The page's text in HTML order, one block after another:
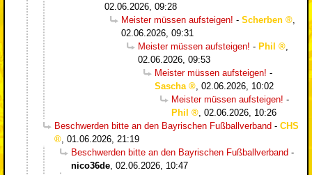
02.06.2026, 09:28
Meister müssen aufsteigen! - Scherben
02.06.2026, 09:31
Meister müssen aufsteigen! - Phil
02.06.2026, 09:53
Meister müssen aufsteigen! -
Sascha
02.06.2026, 10:02
Meister müssen aufsteigen! -
Phil
02.06.2026, 10:26
Beschwerden bitte an den Bayrischen Fußballverband - CHS
01.06.2026, 21:19
Beschwerden bitte an den Bayrischen Fußballverband -
nico36de 02.06.2026, 10:47